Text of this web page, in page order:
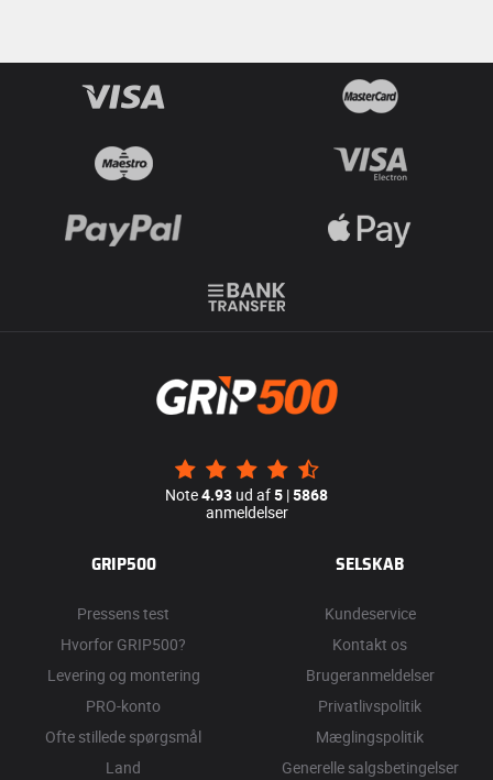
Note4.93 ud af5 |5868
anmeldelser
GRIP500
Pressens test
Hvorfor GRIP500?
Levering og montering
PRO-konto
Ofte stillede spørgsmål
Land
SELSKAB
Kundeservice
Kontakt os
Brugeranmeldelser
Privatlivspolitik
Mæglingspolitik
Generelle salgsbetingelser